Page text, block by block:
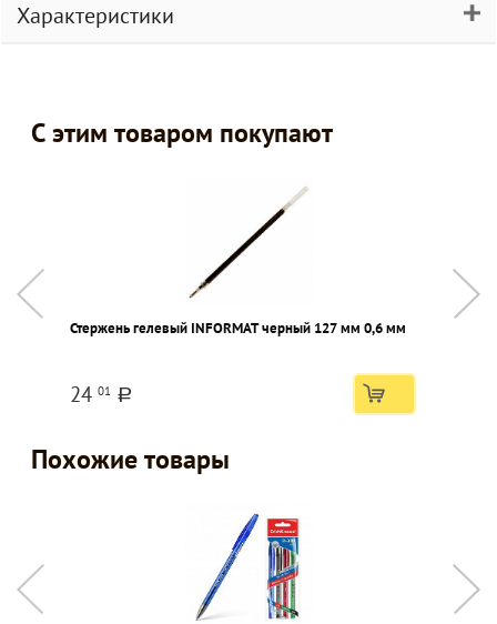
Характеристики
С этим товаром покупают
Стержень гелевый INFORMAT черный 127 мм 0,6 мм
24 01 a
Похожие товары